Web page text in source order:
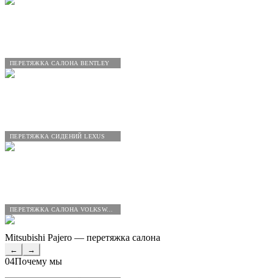
ПЕРЕТЯЖКА САЛОНА BENTLEY
ПЕРЕТЯЖКА СИДЕНИЙ LEXUS
ПЕРЕТЯЖКА САЛОНА VOLKSWAGEN
Mitsubishi Pajero — перетяжка салона
← →
04Почему мы